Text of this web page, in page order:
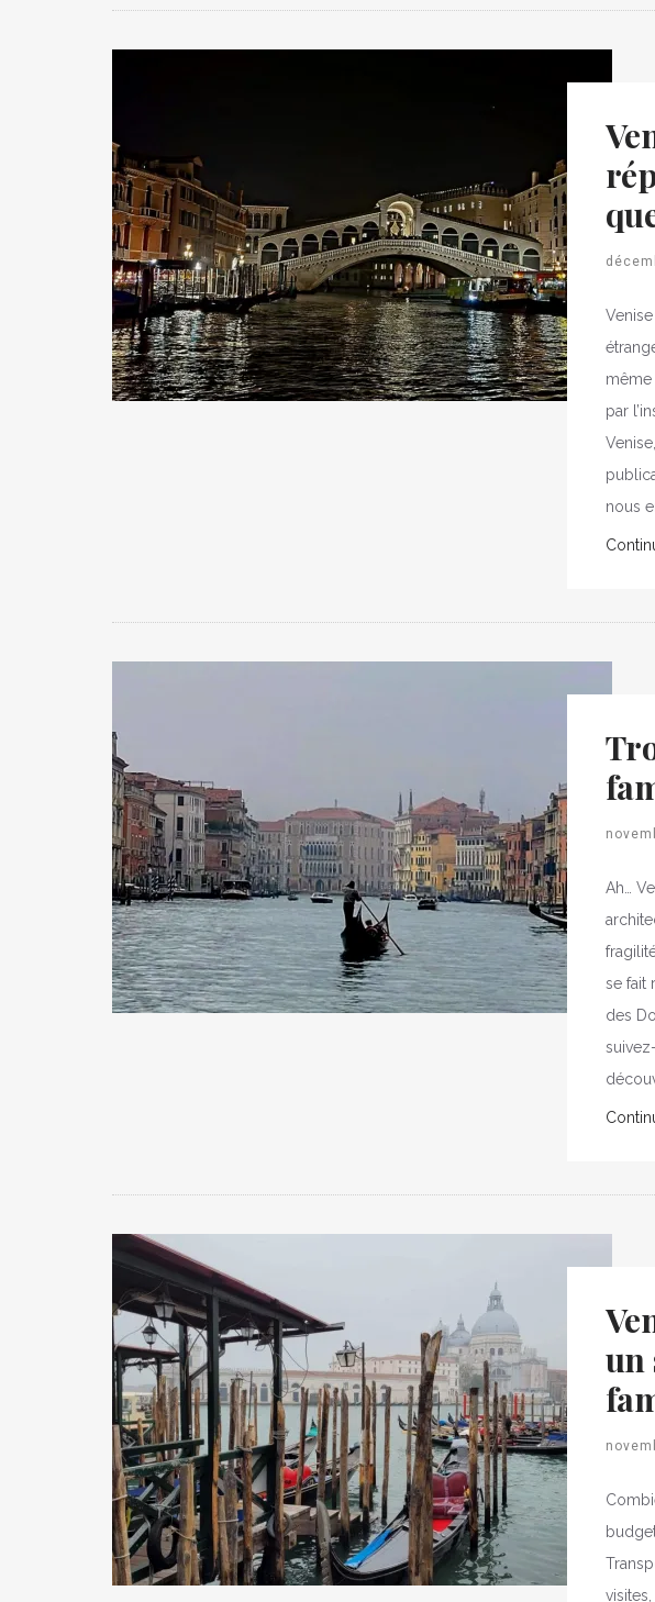
même
par
nous
Ah…
se fait
des
un